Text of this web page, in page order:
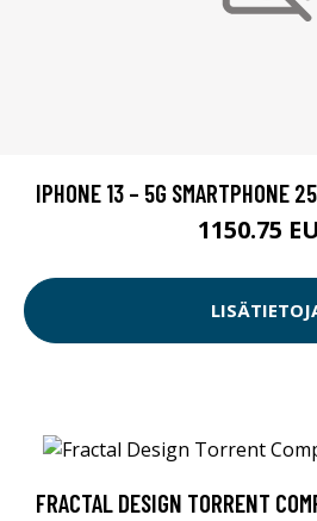
IPHONE 13 – 5G SMARTPHONE
1150.75
FRACTAL DESIGN TORRENT